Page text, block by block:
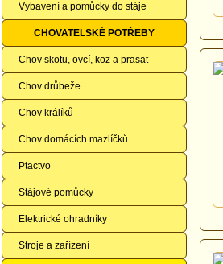
Vybavení a pomůcky do stáje
CHOVATELSKÉ POTŘEBY
Chov skotu, ovcí, koz a prasat
Chov drůbeže
Chov králíků
Chov domácích mazlíčků
Ptactvo
Stájové pomůcky
Elektrické ohradníky
Stroje a zařízení